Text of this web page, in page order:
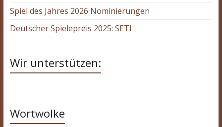
Spiel des Jahres 2026 Nominierungen
Deutscher Spielepreis 2025: SETI
Wir unterstützen:
Wortwolke